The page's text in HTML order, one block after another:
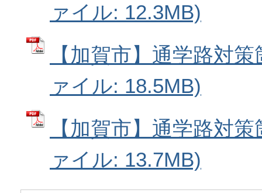
ァイル: 12.3MB)
【加賀市】通学路対
ァイル: 18.5MB)
【加賀市】通学路対
ァイル: 13.7MB)